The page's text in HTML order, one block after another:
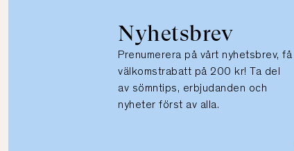
Nyhetsbrev
Prenumerera på vårt nyhetsbrev, få
välkomstrabatt på 200 kr! Ta del
av sömntips, erbjudanden och
nyheter först av alla.